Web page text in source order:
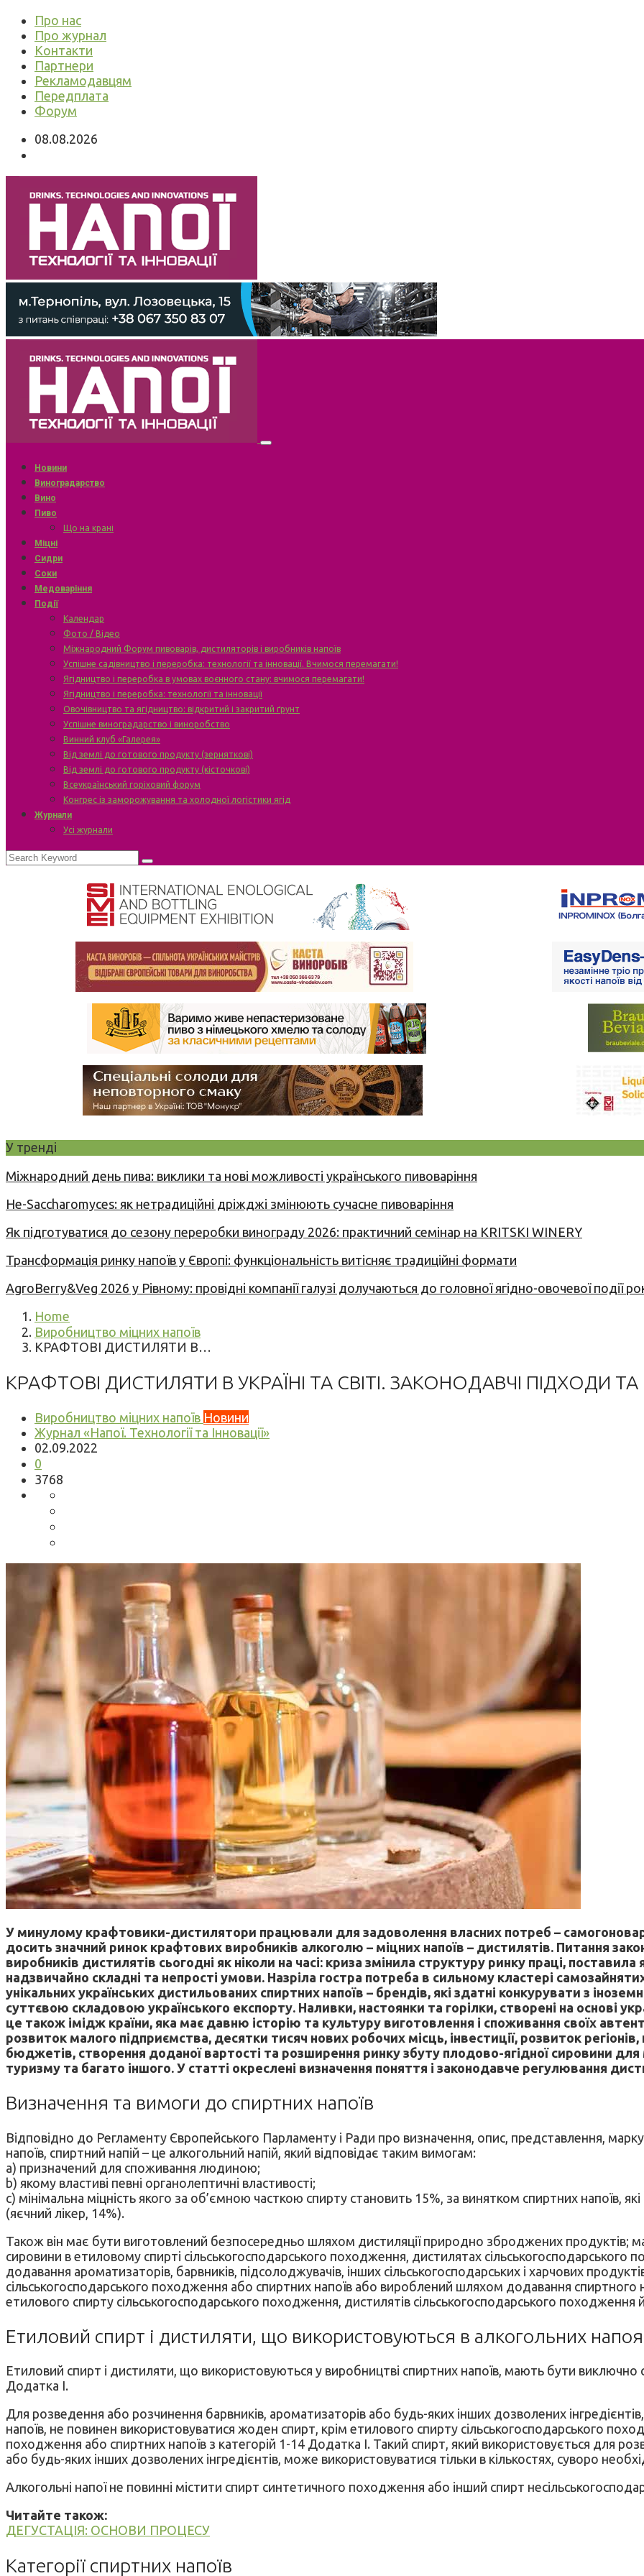
Про нас
Про журнал
Контакти
Партнери
Рекламодавцям
Передплата
Форум
08.08.2026
Новини
Виноградарство
Вино
Пиво
Що на крані
Міцні
Сидри
Соки
Медоваріння
Події
Календар
Фото / Відео
Міжнародний Форум пивоварів, дистиляторів і виробників напоїв
Успішне садівництво і переробка: технології та інновації. Вчимося перемагати!
Ягідництво і переробка в умовах воєнного стану: вчимося перемагати!
Ягідництво і переробка: технології та інновації
Овочівництво та ягідництво: відкритий і закритий ґрунт
Успішне виноградарство і виноробство
Винний клуб «Галерея»
Від землі до готового продукту (зерняткові)
Від землі до готового продукту (кісточкові)
Всеукраїнський горіховий форум
Конгрес із заморожування та холодної логістики ягід
Журнали
Усі журнали
У тренді
Міжнародний день пива: виклики та нові можливості українського пивоваріння
Не-Saccharomyces: як нетрадиційні дріжджі змінюють сучасне пивоваріння
Як підготуватися до сезону переробки винограду 2026: практичний семінар на KRITSKI WINERY
Трансформація ринку напоїв у Європі: функціональність витісняє традиційні формати
AgroBerry&Veg 2026 у Рівному: провідні компанії галузі долучаються до головної ягідно-овочевої події
Home
Виробництво міцних напоїв
КРАФТОВІ ДИСТИЛЯТИ В…
КРАФТОВІ ДИСТИЛЯТИ В УКРАЇНІ ТА СВІТІ. ЗАКОНОДАВЧІ ПІДХОДИ
Виробництво міцних напоїв Новини
Журнал «Напої. Технології та Інновації»
02.09.2022
0
3768
У минулому крафтовики-дистилятори працювали для задоволення власних потреб –
досить значний ринок крафтових виробників алкоголю – міцних напоїв – дистилятів. Питання
виробників дистилятів сьогодні як ніколи на часі: криза змінила структуру ринку праці, поставила
надзвичайно складні та непрості умови. Назріла гостра потреба в сильному кластері
унікальних українських дистильованих спиртних напоїв – брендів, які здатні конкурувати з
суттєвою складовою українського експорту. Наливки, настоянки та горілки, створені на основі
це також імідж країни, яка має давню історію та культуру виготовлення і споживання своїх
розвиток малого підприємства, десятки тисяч нових робочих місць, інвестиції, розвиток
бюджетів, створення доданої вартості та розширення ринку збуту плодово-ягідної сировини
туризму та багато іншого. У статті окреслені визначення поняття і законодавче регулювання
Визначення та вимоги до спиртних напоїв
Відповідно до Регламенту Європейського Парламенту і Ради про визначення, опис, представлення,
напоїв, спиртний напій – це алкогольний напій, який відповідає таким вимогам:
а) призначений для споживання людиною;
b) якому властиві певні органолептичні властивості;
с) мінімальна міцність якого за об’ємною часткою спирту становить 15%, за винятком спиртних напоїв,
(яєчний лікер, 14%).
Також він має бути виготовлений безпосередньо шляхом дистиляції природно зброджених продуктів;
сировини в етиловому спирті сільськогосподарського походження, дистилятах сільськогосподарського
додавання ароматизаторів, барвників, підсолоджувачів, інших сільськогосподарських і харчових
сільськогосподарського походження або спиртних напоїв або вироблений шляхом додавання
етилового спирту сільськогосподарського походження, дистилятів сільськогосподарського походження
Етиловий спирт і дистиляти, що використовуються в алкогольних
Етиловий спирт і дистиляти, що використовуються у виробництві спиртних напоїв, мають бути виключно
Додатка І.
Для розведення або розчинення барвників, ароматизаторів або будь-яких інших дозволених
напоїв, не повинен використовуватися жоден спирт, крім етилового спирту сільськогосподарського
походження або спиртних напоїв з категорій 1-14 Додатка І. Такий спирт, який використовується для
або будь-яких інших дозволених інгредієнтів, може використовуватися тільки в кількостях, суворо
Алкогольні напої не повинні містити спирт синтетичного походження або інший спирт
Читайте також:
ДЕГУСТАЦІЯ: ОСНОВИ ПРОЦЕСУ
Категорії спиртних напоїв